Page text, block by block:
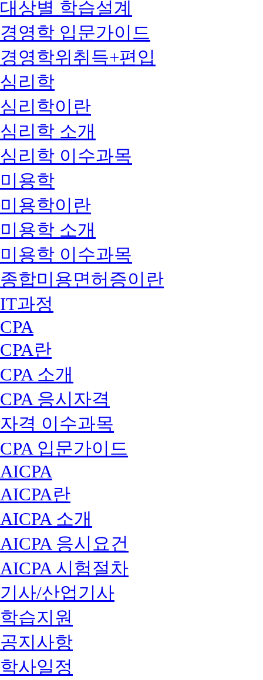
대상별 학습설계
경영학 입문가이드
경영학위취득+편입
심리학
심리학이란
심리학 소개
심리학 이수과목
미용학
미용학이란
미용학 소개
미용학 이수과목
종합미용면허증이란
IT과정
CPA
CPA란
CPA 소개
CPA 응시자격
자격 이수과목
CPA 입문가이드
AICPA
AICPA란
AICPA 소개
AICPA 응시요건
AICPA 시험절차
기사/산업기사
학습지원
공지사항
학사일정